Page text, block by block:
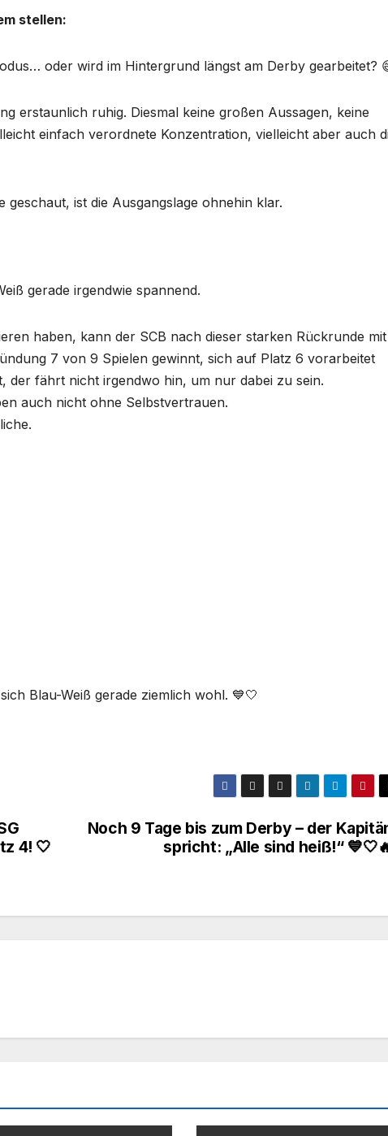
stellen:
oder wird im Hintergrund längst am Derby gearbeitet?
erstaunlich ruhig. Diesmal keine großen Aussagen, keine
einfach verordnete Konzentration, vielleicht aber auch
ist die Ausgangslage ohnehin klar.
gerade irgendwie spannend.
haben, kann der SCB nach dieser starken Rückrunde mit
7 von 9 Spielen gewinnt, sich auf Platz 6 vorarbeitet
der fährt nicht irgendwo hin, um nur dabei zu sein.
auch nicht ohne Selbstvertrauen.
Blau-Weiß gerade ziemlich wohl. 💙🤍
Noch 9 Tage bis zum Derby – der
spricht: „Alle sind heiß!“
4! 🤍